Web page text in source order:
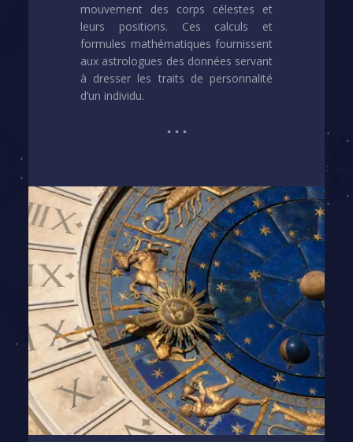
mouvement des corps célestes et
leurs positions. Ces calculs et
formules mathématiques fournissent
aux astrologues des données servant
à dresser les traits de personnalité
d’un individu.